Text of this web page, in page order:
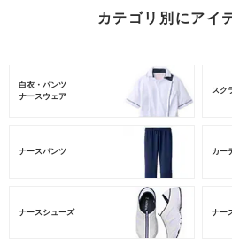
カテゴリ別にアイ
白衣・パンツ
ナースウェア
スク
ナースパンツ カー
ナースシューズ ナー